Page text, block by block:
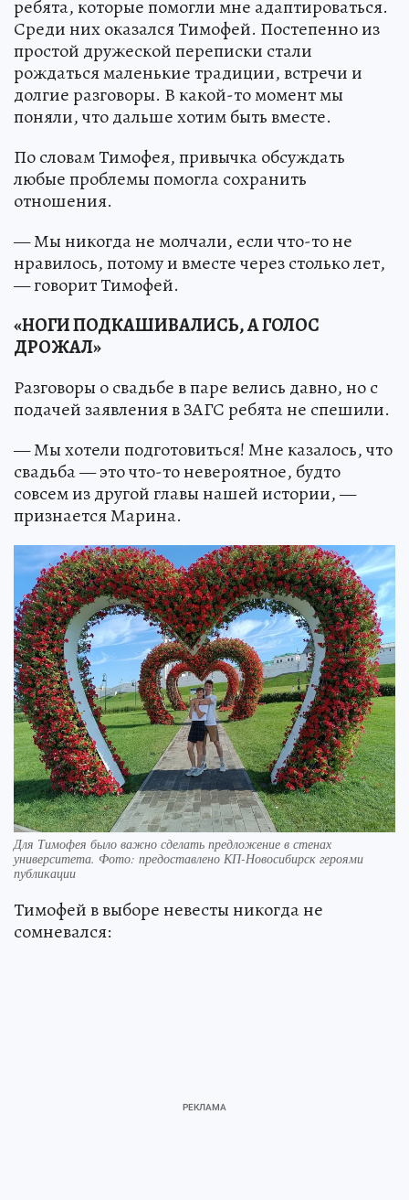
ребята, которые помогли мне адаптироваться.
Среди них оказался Тимофей. Постепенно из
простой дружеской переписки стали
рождаться маленькие традиции, встречи и
долгие разговоры. В какой-то момент мы
поняли, что дальше хотим быть вместе.
По словам Тимофея, привычка обсуждать
любые проблемы помогла сохранить
отношения.
— Мы никогда не молчали, если что-то не
нравилось, потому и вместе через столько лет,
— говорит Тимофей.
«НОГИ ПОДКАШИВАЛИСЬ, А ГОЛОС
ДРОЖАЛ»
Разговоры о свадьбе в паре велись давно, но с
подачей заявления в ЗАГС ребята не спешили.
— Мы хотели подготовиться! Мне казалось, что
свадьба — это что-то невероятное, будто
совсем из другой главы нашей истории, —
признается Марина.
Для Тимофея было важно сделать предложение в стенах
университета. Фото: предоставлено КП-Новосибирск героями
публикации
Тимофей в выборе невесты никогда не
сомневался: